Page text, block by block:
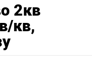
2кв
кв,